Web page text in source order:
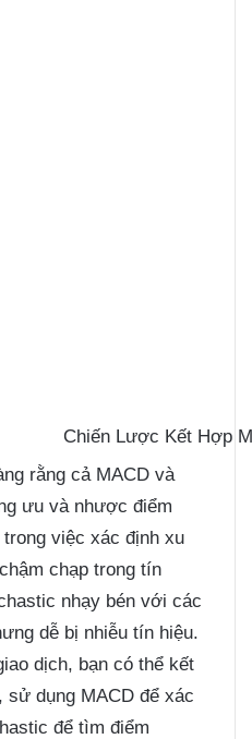
Chiến Lược Kết Hợp
rằng cả MACD và
ưu và nhược điểm
việc xác định xu
chạp trong tín
nhạy bén với các
dễ bị nhiễu tín hiệu.
dịch, bạn có thể kết
sử dụng MACD để xác
để tìm điểm